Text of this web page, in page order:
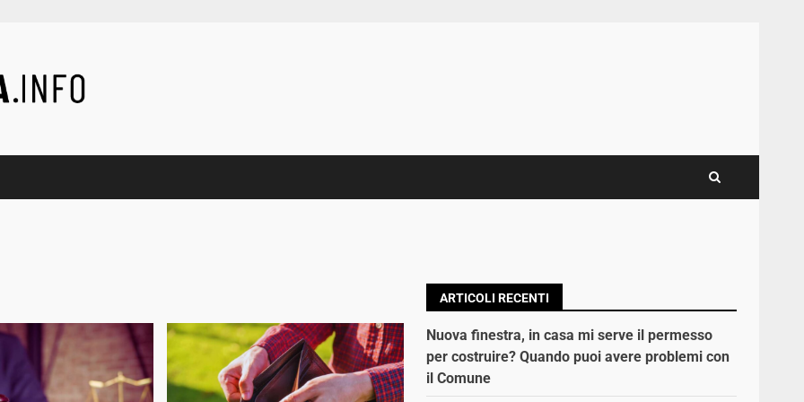
ARTICOLI RECENTI
Nuova finestra, in casa mi serve il permesso
per costruire? Quando puoi avere problemi con
il Comune